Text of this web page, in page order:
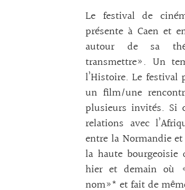
Le festival de
présente à Caen et
autour de sa
transmettre». Un
l’Histoire. Le festival
un film/une
plusieurs invités. Si
relations avec
entre la Normandie
la haute
hier et demain où
nom»* et fait de